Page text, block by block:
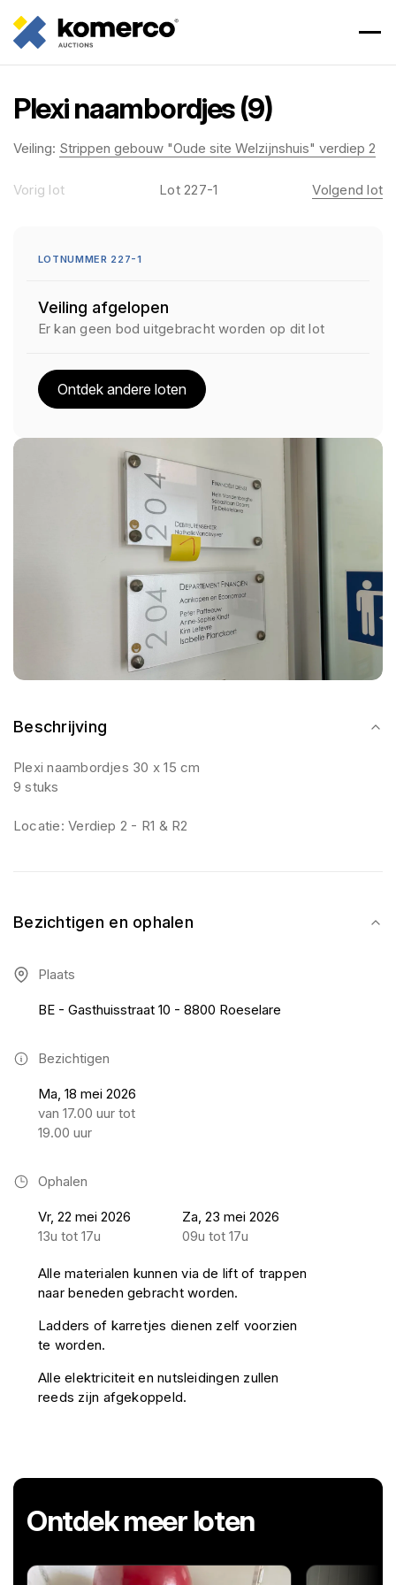
Plexi naambordjes (9)
Veiling: Strippen gebouw "Oude site Welzijnshuis" verdiep 2
Beschrijving
Plexi naambordjes 30 x 15 cm
9 stuks
Locatie: Verdiep 2 - R1 & R2
Bezichtigen en ophalen
Plaats
BE - Gasthuisstraat 10 - 8800 Roeselare
Bezichtigen
Ma, 18 mei 2026
van 17.00 uur tot
19.00 uur
Ophalen
Vr, 22 mei 2026
13u tot 17u
Za, 23 mei 2026
09u tot 17u
Alle materialen kunnen via de lift of trappen
naar beneden gebracht worden.
Ladders of karretjes dienen zelf voorzien
te worden.
Alle elektriciteit en nutsleidingen zullen
reeds zijn afgekoppeld.
Vorig lot Lot 227-1 Volgend lot
LOTNUMMER 227-1
Veiling afgelopen
Er kan geen bod uitgebracht worden op dit lot
Ontdek andere loten
Ontdek meer loten